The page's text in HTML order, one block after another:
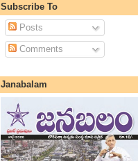
Subscribe To
Posts
Comments
Janabalam